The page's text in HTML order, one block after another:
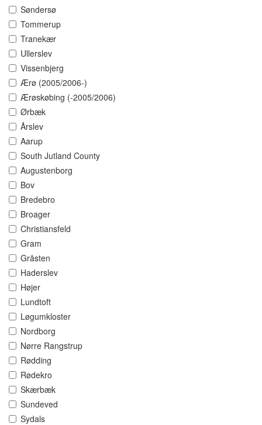
Søndersø
Tommerup
Tranekær
Ullerslev
Vissenbjerg
Ærø (2005/2006-)
Ærøskøbing (-2005/2006)
Ørbæk
Årslev
Aarup
South Jutland County
Augustenborg
Bov
Bredebro
Broager
Christiansfeld
Gram
Gråsten
Haderslev
Højer
Lundtoft
Løgumkloster
Nordborg
Nørre Rangstrup
Rødding
Rødekro
Skærbæk
Sundeved
Sydals